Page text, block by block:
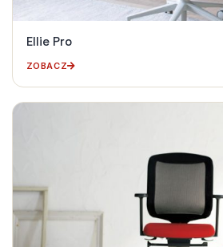
Ellie Pro
ZOBACZ